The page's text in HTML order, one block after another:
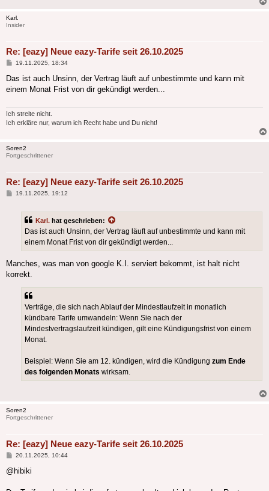
Karl.
Insider
Re: [eazy] Neue eazy-Tarife seit 26.10.2025
Beitrag
19.11.2025, 18:34
Das ist auch Unsinn, der Vertrag läuft auf unbestimmte und kann mit
einem Monat Frist von dir gekündigt werden...
Ich streite nicht.
Ich erkläre nur, warum ich Recht habe und Du nicht!
Soren2
Fortgeschrittener
Re: [eazy] Neue eazy-Tarife seit 26.10.2025
Beitrag
19.11.2025, 19:12
Karl. hat geschrieben:
Das ist auch Unsinn, der Vertrag läuft auf unbestimmte und kann mit
einem Monat Frist von dir gekündigt werden...
Manches, was man von google K.I. serviert bekommt, ist halt nicht
korrekt.
Verträge, die sich nach Ablauf der Mindestlaufzeit in monatlich
kündbare Tarife umwandeln: Wenn Sie nach der
Mindestvertragslaufzeit kündigen, gilt eine Kündigungsfrist von einem
Monat.
Beispiel: Wenn Sie am 12. kündigen, wird die Kündigung zum Ende
des folgenden Monats wirksam.
Soren2
Fortgeschrittener
Re: [eazy] Neue eazy-Tarife seit 26.10.2025
Beitrag
20.11.2025, 10:44
@hibiki